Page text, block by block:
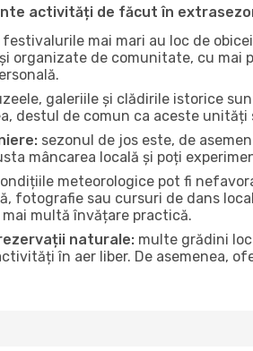
activități de făcut în
festivalurile mai mari au loc de
organizate de comunitate, cu
galeriile și clădirile istorice
destul de comun ca aceste
sezonul de jos este, de
mâncarea locală și poți
meteorologice pot fi
fotografie sau cursuri de dans
mai multă învățare practică.
naturale: multe grădini
în aer liber. De asemenea,